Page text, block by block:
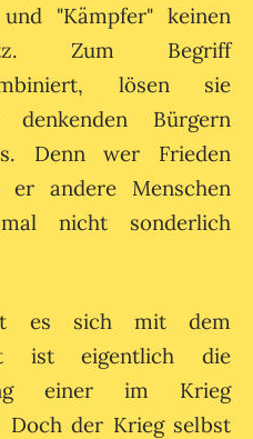
"Kämpfer" keinen
Zum Begriff
lösen sie
Bürgern
Denn wer Frieden
andere Menschen
nicht sonderlich
es sich mit dem
ist eigentlich die
einer im Krieg
Doch der Krieg selbst